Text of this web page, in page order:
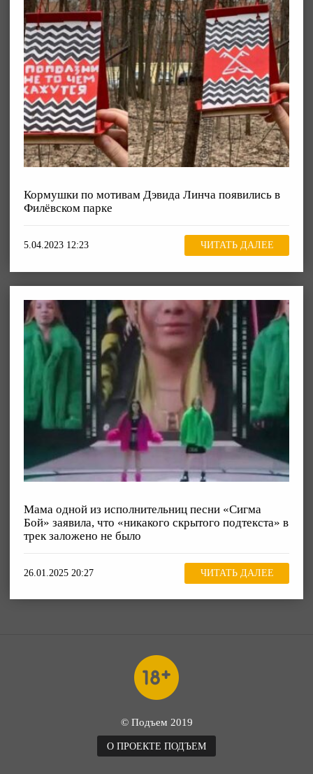
Кормушки по мотивам Дэвида Линча появились в
Филёвском парке
5.04.2023 12:23 ЧИТАТЬ ДАЛЕЕ
Мама одной из исполнительниц песни «Сигма
Бой» заявила, что «никакого скрытого подтекста» в
трек заложено не было
26.01.2025 20:27 ЧИТАТЬ ДАЛЕЕ
© Подъем 2019
О ПРОЕКТЕ ПОДЪЕМ